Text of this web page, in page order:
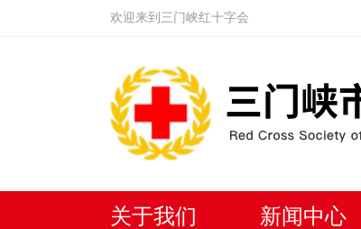
欢迎来到三门峡红十字会
关于我们 新闻中心